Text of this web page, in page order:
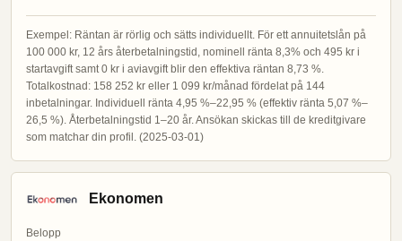
Exempel: Räntan är rörlig och sätts individuellt. För ett annuitetslån på
100 000 kr, 12 års återbetalningstid, nominell ränta 8,3% och 495 kr i
startavgift samt 0 kr i aviavgift blir den effektiva räntan 8,73 %.
Totalkostnad: 158 252 kr eller 1 099 kr/månad fördelat på 144
inbetalningar. Individuell ränta 4,95 %–22,95 % (effektiv ränta 5,07 %–
26,5 %). Återbetalningstid 1–20 år. Ansökan skickas till de kreditgivare
som matchar din profil. (2025-03-01)
Ekonomen
Belopp